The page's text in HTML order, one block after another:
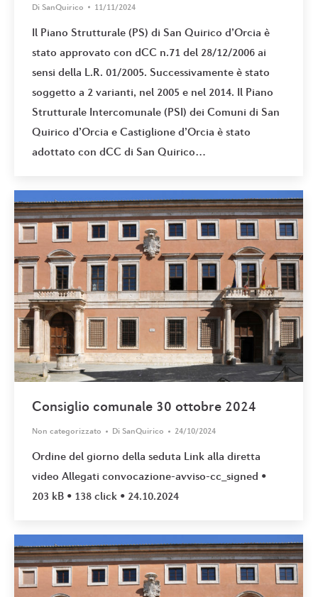
Di SanQuirico 11/11/2024
Il Piano Strutturale (PS) di San Quirico d’Orcia è
stato approvato con dCC n.71 del 28/12/2006 ai
sensi della L.R. 01/2005. Successivamente è stato
soggetto a 2 varianti, nel 2005 e nel 2014. Il Piano
Strutturale Intercomunale (PSI) dei Comuni di San
Quirico d’Orcia e Castiglione d’Orcia è stato
adottato con dCC di San Quirico…
Consiglio comunale 30 ottobre 2024
Non categorizzato Di SanQuirico 24/10/2024
Ordine del giorno della seduta Link alla diretta
video Allegati convocazione-avviso-cc_signed •
203 kB • 138 click • 24.10.2024